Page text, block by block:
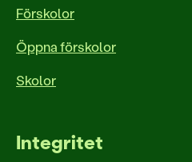
Förskolor
Öppna förskolor
Skolor
Integritet